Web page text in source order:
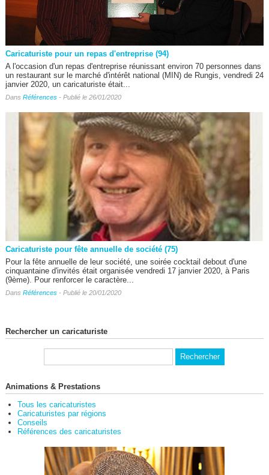
Caricaturiste pour un repas d'entreprise (94)
A l'occasion d'un repas d'entreprise réunissant environ 70 personnes dans
un restaurant sur le marché d'intérêt national (MIN) de Rungis, vendredi 24
janvier 2020, un caricaturiste était...
Dans Références- Publié le 26/01/2020
Caricaturiste pour fête annuelle de société (75)
Pour la fête annuelle de leur société, une soirée cocktail debout d'une
cinquantaine d'invités était organisée vendredi 17 janvier 2020, à Paris
(9ème). Pour renforcer le caractère...
Dans Références- Publié le 20/01/2020
Rechercher un caricaturiste
Animations & Prestations
Tous les caricaturistes
Caricaturistes par régions
Conseils
Références des caricaturistes